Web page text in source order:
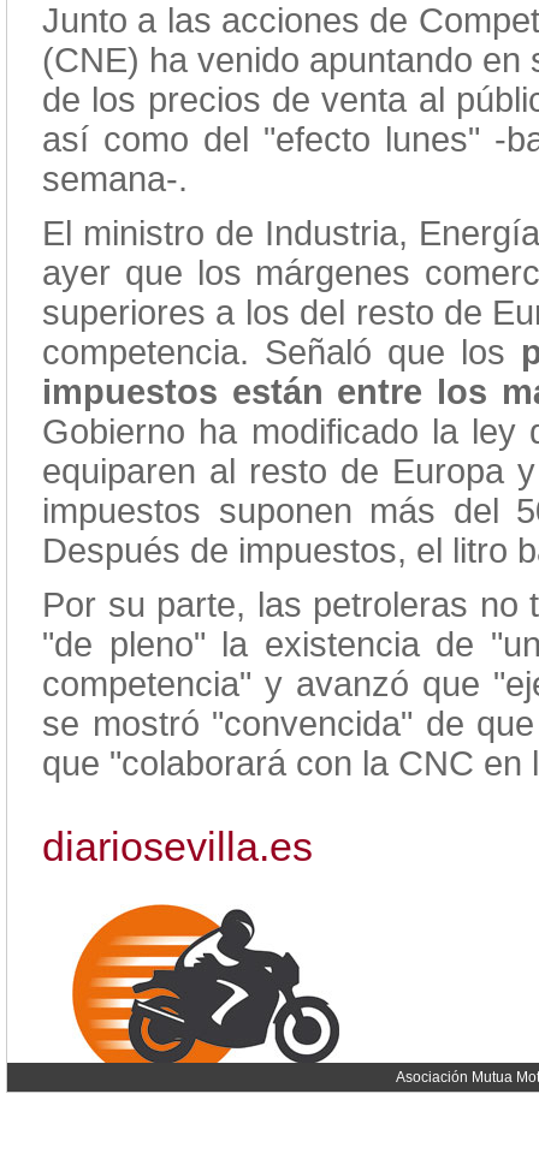
Junto a las acciones de
(CNE) ha venido apuntando
de los precios de venta al
así como del "efecto lunes" -
semana-.
El ministro de Industria,
ayer que los márgenes
superiores a los del resto de
competencia. Señaló que los
impuestos están entre los
Gobierno ha modificado la
equiparen al resto de Europa
impuestos suponen más del
Después de impuestos, el litro
Por su parte, las petroleras no
"de pleno" la existencia de
competencia" y avanzó que
se mostró "convencida" de
que "colaborará con la CNC en
diariosevilla.es
Asociación Mutua